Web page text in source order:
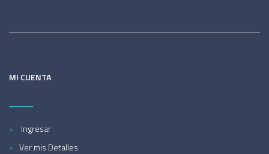
MI CUENTA
Ingresar
Ver mis Detalles